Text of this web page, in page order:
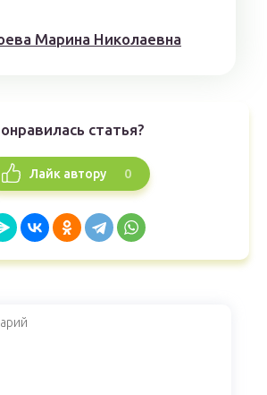
Марина Николаевна
статья?
Лайк автору 0